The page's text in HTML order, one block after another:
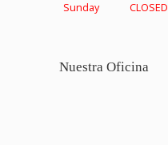
Sunday CLOSED
Nuestra Oficina